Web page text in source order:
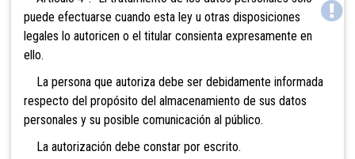
puede efectuarse cuando esta ley u otras disposiciones
legales lo autoricen o el titular consienta expresamente en
ello.
La persona que autoriza debe ser debidamente informada
respecto del propósito del almacenamiento de sus datos
personales y su posible comunicación al público.
La autorización debe constar por escrito.